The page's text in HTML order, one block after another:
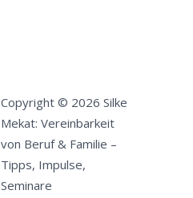
Copyright © 2026 Silke
Mekat: Vereinbarkeit
von Beruf & Familie –
Tipps, Impulse,
Seminare